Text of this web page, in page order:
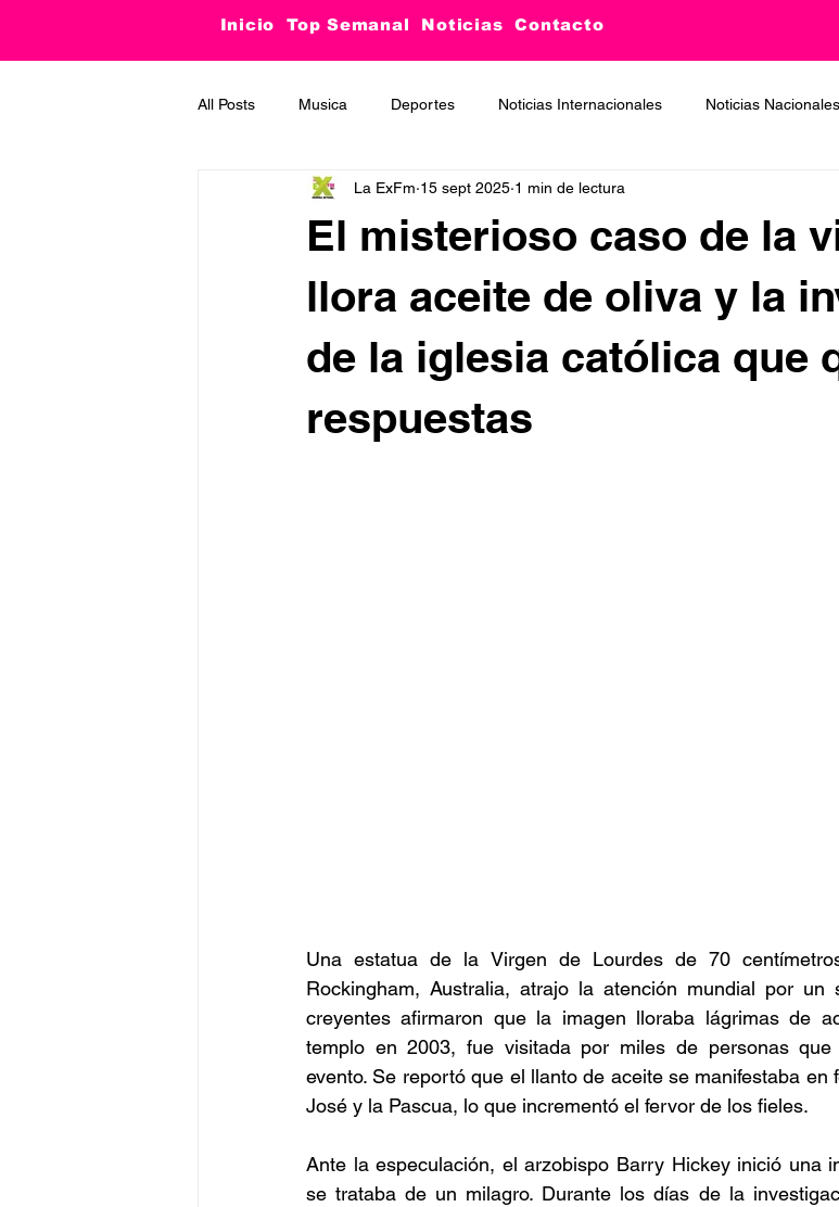
Inicio Top Semanal Noticias Contacto
All Posts Musica Deportes Noticias Internacionales Noticias Nacionales
Curiosidades Tecnología
El misterioso caso de la
llora aceite de oliva y la
de la iglesia católica que
respuestas
La ExFm 15 sept 2025 1 min de lectura
Una estatua de la Virgen de Lourdes de 70
Rockingham, Australia, atrajo la atención mundial por un
creyentes afirmaron que la imagen lloraba lágrimas de
templo en 2003, fue visitada por miles de personas
evento. Se reportó que el llanto de aceite se manifestaba en
José y la Pascua, lo que incrementó el fervor de los fieles.
Ante la especulación, el arzobispo Barry Hickey inició una
se trataba de un milagro. Durante los días de la